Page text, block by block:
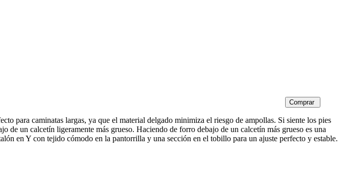
caminatas largas, ya que el material delgado minimiza el riesgo de ampollas. Si siente los pies
de un calcetín ligeramente más grueso. Haciendo de forro debajo de un calcetín más grueso es una
en Y con tejido cómodo en la pantorrilla y una sección en el tobillo para un ajuste perfecto y estable.